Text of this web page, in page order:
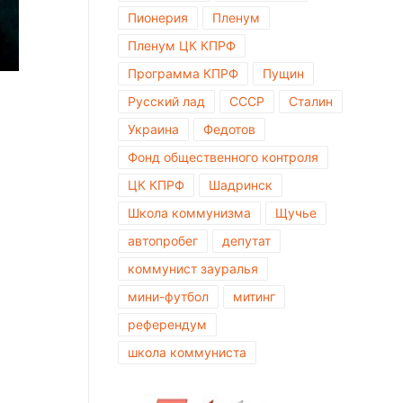
Пионерия
Пленум
Пленум ЦК КПРФ
Программа КПРФ
Пущин
Русский лад
СССР
Сталин
Украина
Федотов
Фонд общественного контроля
ЦК КПРФ
Шадринск
Школа коммунизма
Щучье
автопробег
депутат
коммунист зауралья
мини-футбол
митинг
референдум
школа коммуниста